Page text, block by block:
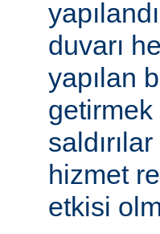
duvarı
yapılan
getirmek
hizmet
etkisi